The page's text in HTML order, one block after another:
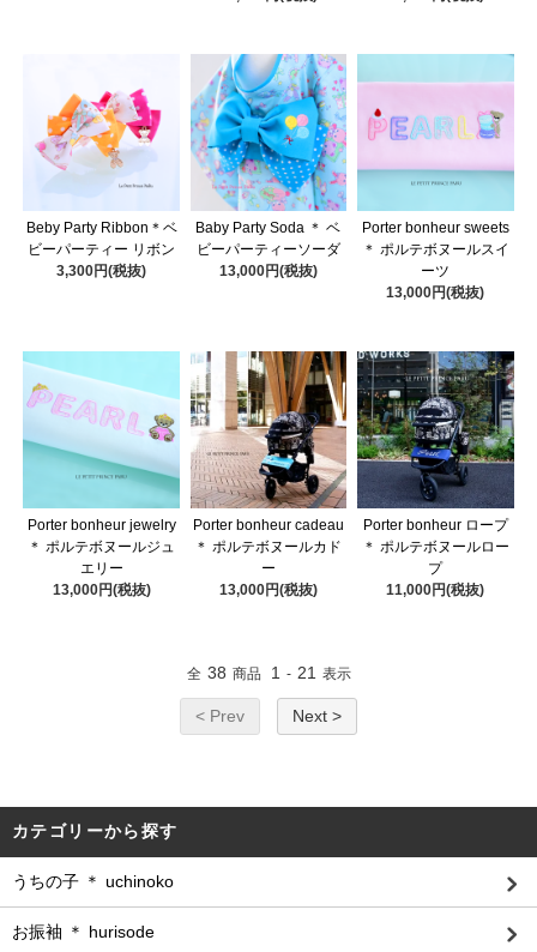
Beby Party Ribbon＊ベ
ビーパーティー リボン
3,300円(税抜)
Baby Party Soda ＊ ベ
ビーパーティーソーダ
13,000円(税抜)
Porter bonheur sweets
＊ ポルテボヌールスイ
ーツ
13,000円(税抜)
Porter bonheur jewelry
＊ ポルテボヌールジュ
エリー
13,000円(税抜)
Porter bonheur cadeau
＊ ポルテボヌールカド
ー
13,000円(税抜)
Porter bonheur ロープ
＊ ポルテボヌールロー
プ
11,000円(税抜)
全 38 商品 1 - 21 表示
< Prev Next >
カテゴリーから探す
うちの子 ＊ uchinoko
お振袖 ＊ hurisode